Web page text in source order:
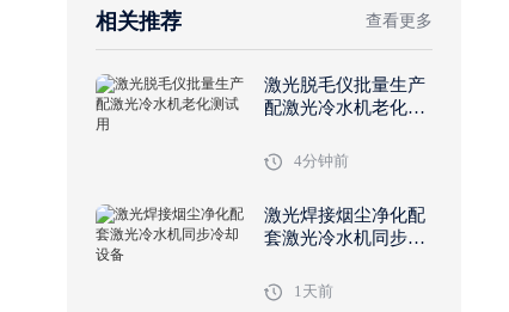
相关推荐 查看更多
激光脱毛仪批量生产
配激光冷水机老化测
4分钟前
激光焊接烟尘净化配
套激光冷水机同步冷
1天前